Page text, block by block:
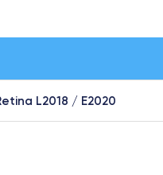
L2018 / E2020